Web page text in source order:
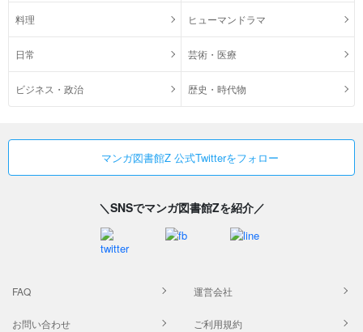
料理 ヒューマンドラマ
日常 芸術・医療
ビジネス・政治 歴史・時代物
マンガ図書館Z 公式Twitterをフォロー
＼SNSでマンガ図書館Zを紹介／
FAQ 運営会社
お問い合わせ ご利用規約